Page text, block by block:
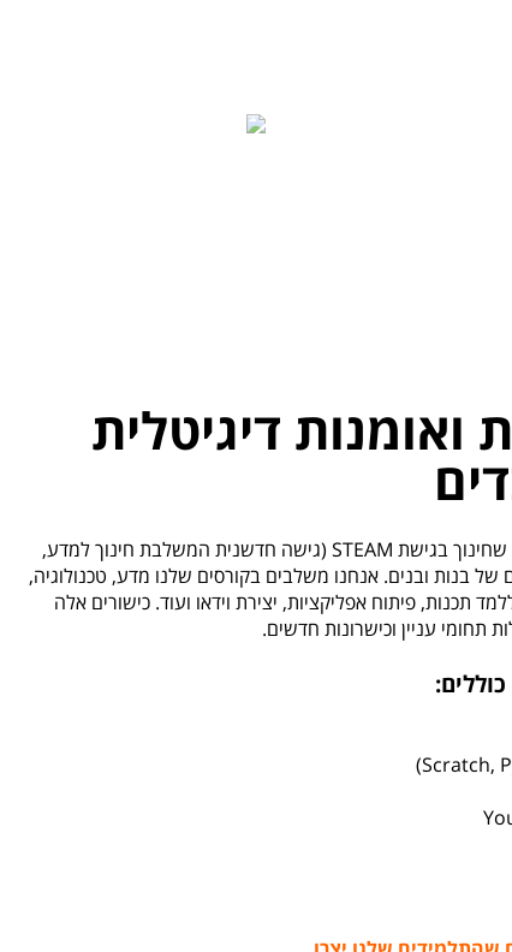
ואומנות דיגיטלית
ב-Tekkie Uni, אנחנו מאמינים שחינוך בגישת STEAM (גישה חדשנית המשלבת חינוך למדע,
של בנות ובנים. אנחנו משלבים בקורסים שלנו מדע, טכנולוגיה,
תכנות, פיתוח אפליקציות, יצירת וידאו ועוד. כישורים אלה
תחומי עניין וכישרונות חדשים.